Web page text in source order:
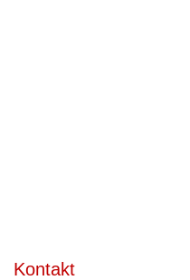
Kontakt